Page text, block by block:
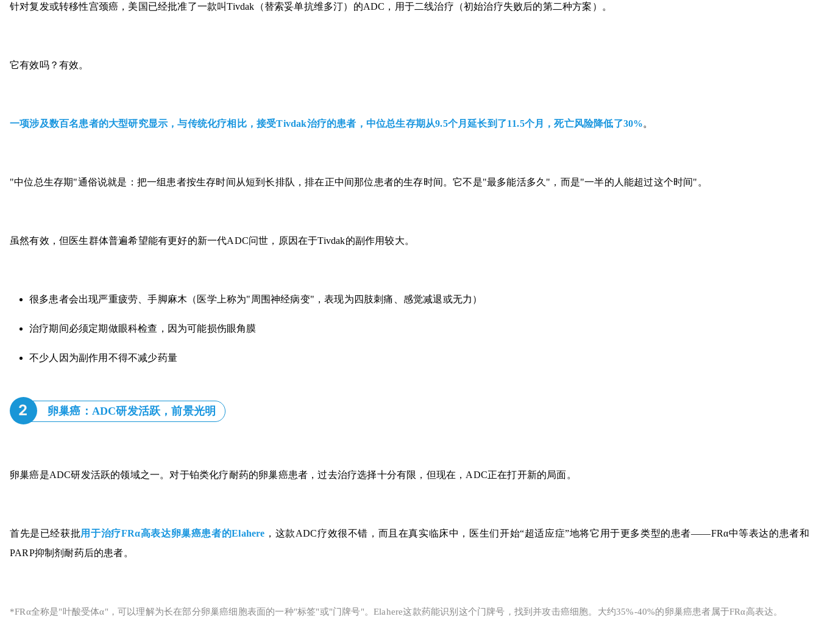
针对复发或转移性宫颈癌，美国已经批准了一款叫Tivdak（替索妥单抗维多汀）的ADC，用于二线治疗（初始治疗失败后的第二种方案）。
它有效吗？有效。
一项涉及数百名患者的大型研究显示，与传统化疗相比，接受Tivdak治疗的患者，中位总生存期从9.5个月延长到了11.5个月，死亡风险降低了30%。
"中位总生存期"通俗说就是：把一组患者按生存时间从短到长排队，排在正中间那位患者的生存时间。它不是"最多能活多久"，而是"一半的人能超过这个时间"。
虽然有效，但医生群体普遍希望能有更好的新一代ADC问世，原因在于Tivdak的副作用较大。
很多患者会出现严重疲劳、手脚麻木（医学上称为"周围神经病变"，表现为四肢刺痛、感觉减退或无力）
治疗期间必须定期做眼科检查，因为可能损伤眼角膜
不少人因为副作用不得不减少药量
2 卵巢癌：ADC研发活跃，前景光明
卵巢癌是ADC研发活跃的领域之一。对于铂类化疗耐药的卵巢癌患者，过去治疗选择十分有限，但现在，ADC正在打开新的局面。
首先是已经获批用于治疗FRα高表达卵巢癌患者的Elahere ，这款ADC疗效很不错，而且在真实临床中，医生们开始“超适应症”地将它用于更多类型的患者——FRα中等表达的患者和
PARP抑制剂耐药后的患者。
*FRα全称是"叶酸受体α"，可以理解为长在部分卵巢癌细胞表面的一种"标签"或"门牌号"。Elahere这款药能识别这个门牌号，找到并攻击癌细胞。大约35%-40%的卵巢癌患者属于FRα高表达。